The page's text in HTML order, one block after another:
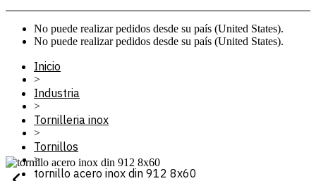
No puede realizar pedidos desde su país (United States).
No puede realizar pedidos desde su país (United States).
Inicio
>
Industria
>
Tornilleria inox
>
Tornillos
>
tornillo acero inox din 912 8x60